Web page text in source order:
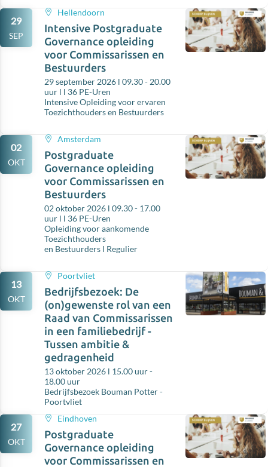
29
SEP
Hellendoorn
Intensive Postgraduate
Governance opleiding
voor Commissarissen en
Bestuurders
29 september 2026 l 09.30 - 20.00
uur l l 36 PE-Uren
Intensive Opleiding voor ervaren
Toezichthouders en Bestuurders
02
OKT
Amsterdam
Postgraduate
Governance opleiding
voor Commissarissen en
Bestuurders
02 oktober 2026 l 09.30 - 17.00
uur l l 36 PE-Uren
Opleiding voor aankomende
Toezichthouders
en Bestuurders l Regulier
13
OKT
Poortvliet
Bedrijfsbezoek: De
(on)gewenste rol van een
Raad van Commissarissen
in een familiebedrijf -
Tussen ambitie &
gedragenheid
13 oktober 2026 l 15.00 uur -
18.00 uur
Bedrijfsbezoek Bouman Potter -
Poortvliet
27
OKT
Eindhoven
Postgraduate
Governance opleiding
voor Commissarissen en